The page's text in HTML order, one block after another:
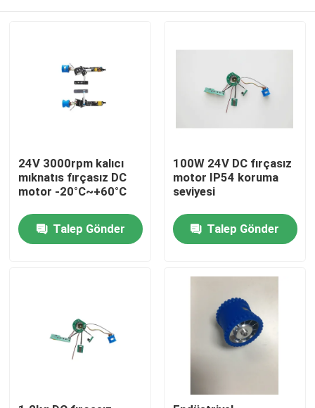
videolar
24V 3000rpm kalıcı
mıknatıs fırçasız DC
motor -20°C~+60°C
Talep Gönder
100W 24V DC fırçasız
motor IP54 koruma
seviyesi
Talep Gönder